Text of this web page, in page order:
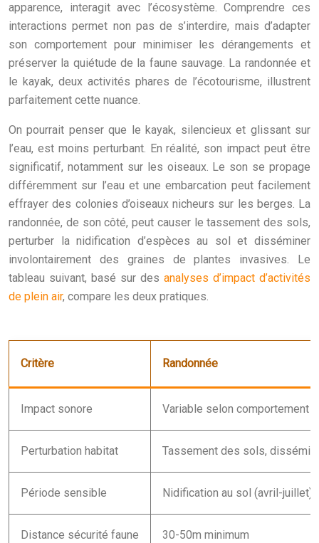
apparence, interagit avec l’écosystème. Comprendre ces
interactions permet non pas de s’interdire, mais d’adapter
son comportement pour minimiser les dérangements et
préserver la quiétude de la faune sauvage. La randonnée et
le kayak, deux activités phares de l’écotourisme, illustrent
parfaitement cette nuance.
On pourrait penser que le kayak, silencieux et glissant sur
l’eau, est moins perturbant. En réalité, son impact peut être
significatif, notamment sur les oiseaux. Le son se propage
différemment sur l’eau et une embarcation peut facilement
effrayer des colonies d’oiseaux nicheurs sur les berges. La
randonnée, de son côté, peut causer le tassement des sols,
perturber la nidification d’espèces au sol et disséminer
involontairement des graines de plantes invasives. Le
tableau suivant, basé sur des analyses d’impact d’activités
de plein air, compare les deux pratiques.
Critère Randonnée
Impact sonore Variable selon comportement
Perturbation habitat Tassement des sols,
Période sensible Nidification au sol (avril-juillet)
Distance sécurité faune 30-50m minimum